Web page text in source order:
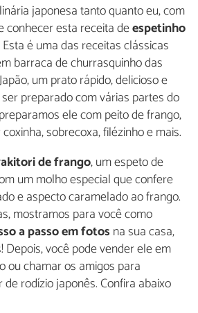
japonesa tanto quanto eu, com
conhecer esta receita deespetinho
Esta é uma das receitas clássicas
barraca de churrasquinho das
um prato rápido, delicioso e
preparado com várias partes do
ele com peito de frango,
sobrecoxa, filézinho e mais.
de frango, um espeto de
um molho especial que confere
e aspecto caramelado ao frango.
mostramos para você como
a passo em fotos na sua casa,
Depois, você pode vender ele em
ou chamar os amigos para
rodízio japonês. Confira abaixo